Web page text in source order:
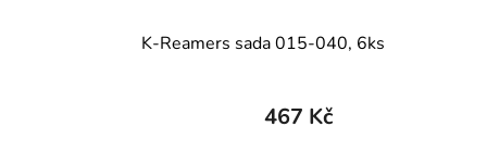
K-Reamers sada 015-040, 6ks
467 Kč